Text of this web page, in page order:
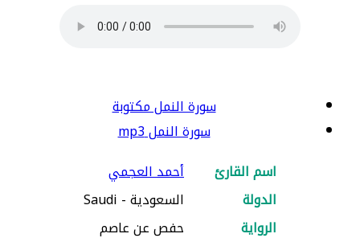
سورة النمل مكتوبة
سورة النمل mp3
اسم القارئ
أحمد العجمي
الدولة
السعودية - Saudi
الرواية
حفص عن عاصم